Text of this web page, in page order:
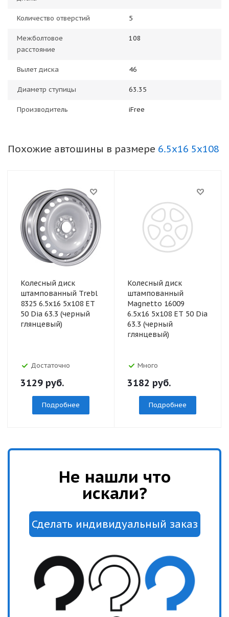
Количество отверстий 5
Межболтовое
расстояние
108
Вылет диска 46
Диаметр ступицы 63.35
Производитель iFree
Похожие автошины в размере 6.5x16 5x108
Колесный диск
штампованный Trebl
8325 6.5x16 5x108 ET
50 Dia 63.3 (черный
глянцевый)
Достаточно
3129 руб.
Подробнее
Колесный диск
штампованный
Magnetto 16009
6.5x16 5x108 ET 50 Dia
63.3 (черный
глянцевый)
Много
3182 руб.
Подробнее
Не нашли что
искали?